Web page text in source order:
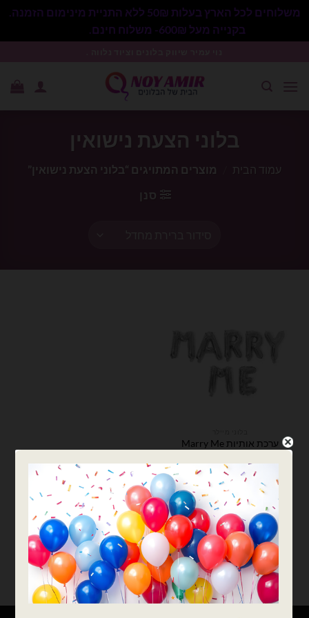
משלוחים לכל הארץ בעלות 50₪ ללא התניית מינימום הזמנה.
בקנייה מעל 600₪- משלוח חינם.
בלוני הצעת נישואין
עמוד הבית
מוצרים המתויגים “בלוני הצעת נישואין”
סנן
ערכת אותיות Marry Me
14׳
₪15.00
כמות של ערכת אותיות Marry Me לניפוח באוויר רגיל מידה 14׳
הוספה לסל